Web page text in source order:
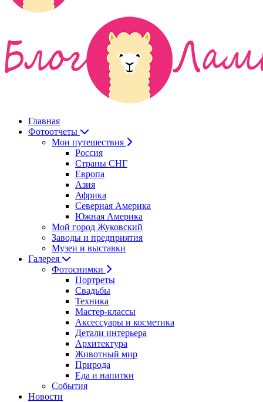
Главная
Фотоотчеты
Мои путешествия
Россия
Страны СНГ
Европа
Азия
Африка
Северная Америка
Южная Америка
Мой город Жуковский
Заводы и предприятия
Музеи и выставки
Галерея
Фотоснимки
Портреты
Свадьбы
Техника
Мастер-классы
Аксессуары и косметика
Детали интерьера
Архитектура
Животный мир
Природа
Еда и напитки
События
Новости